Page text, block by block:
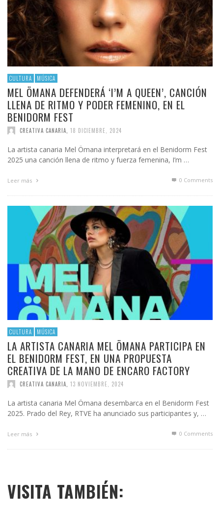
CULTURA MÚSICA
MEL ÖMANA DEFENDERÁ ‘I’M A QUEEN’, CANCIÓN
LLENA DE RITMO Y PODER FEMENINO, EN EL
BENIDORM FEST
CREATIVA CANARIA 18 DICIEMBRE, 2024
La artista canaria Mel Ömana interpretará en el Benidorm Fest
2025 una canción llena de ritmo y fuerza femenina, I’m …
Leer más 0 Comments
CULTURA MÚSICA
LA ARTISTA CANARIA MEL ÖMANA PARTICIPA EN
EL BENIDORM FEST, EN UNA PROPUESTA
CREATIVA DE LA MANO DE ENCARO FACTORY
CREATIVA CANARIA 13 NOVIEMBRE, 2024
La artista canaria Mel Ömana desembarca en el Benidorm Fest
2025. Prado del Rey, RTVE ha anunciado sus participantes y, …
Leer más 0 Comments
VISITA TAMBIÉN: